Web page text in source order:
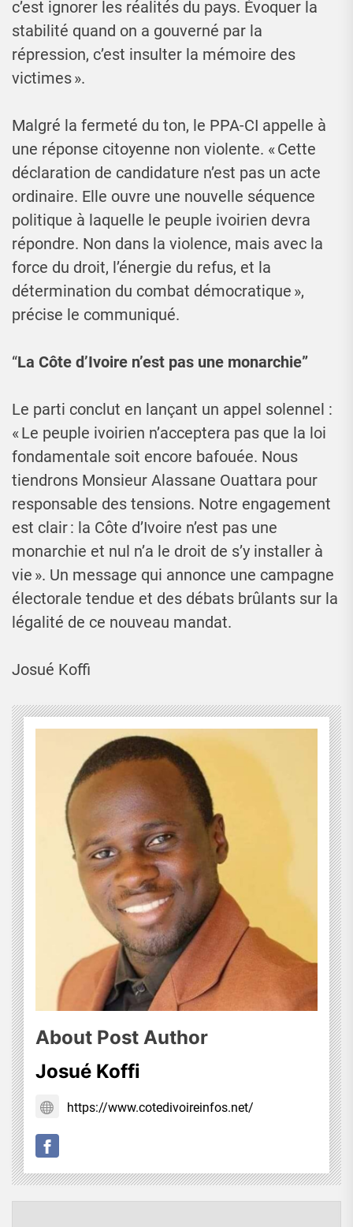
c’est ignorer les réalités du pays. Évoquer la
stabilité quand on a gouverné par la
répression, c’est insulter la mémoire des
victimes ».
Malgré la fermeté du ton, le PPA-CI appelle à
une réponse citoyenne non violente. « Cette
déclaration de candidature n’est pas un acte
ordinaire. Elle ouvre une nouvelle séquence
politique à laquelle le peuple ivoirien devra
répondre. Non dans la violence, mais avec la
force du droit, l’énergie du refus, et la
détermination du combat démocratique »,
précise le communiqué.
“La Côte d’Ivoire n’est pas une monarchie”
Le parti conclut en lançant un appel solennel :
« Le peuple ivoirien n’acceptera pas que la loi
fondamentale soit encore bafouée. Nous
tiendrons Monsieur Alassane Ouattara pour
responsable des tensions. Notre engagement
est clair : la Côte d’Ivoire n’est pas une
monarchie et nul n’a le droit de s’y installer à
vie ». Un message qui annonce une campagne
électorale tendue et des débats brûlants sur la
légalité de ce nouveau mandat.
Josué Koffi
About Post Author
Josué Koffi
https://www.cotedivoireinfos.net/